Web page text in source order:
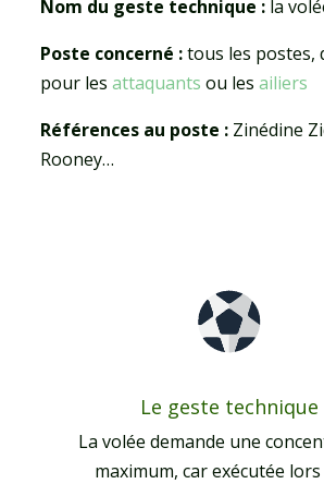
Nom du geste technique : la
Poste concerné :tous les postes,
pour les attaquants ou les ailiers
Références au poste : Zinédine
Rooney…
Le geste technique
La volée demande une
maximum, car exécutée lors